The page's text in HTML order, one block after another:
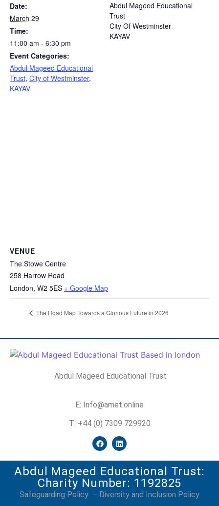
Date:
March 29
Time:
11:00 am - 6:30 pm
Event Categories:
Abdul Mageed Educational
Trust, City of Westminster,
KAYAV
Abdul Mageed Educational
Trust
City Of Westminster
KAYAV
VENUE
The Stowe Centre
258 Harrow Road
London, W2 5ES + Google Map
The Road Map Towards a Glorious Future in 2026
Abdul Mageed Educational Trust
E: Info@amet.online
T: +44 (0) 7309 729920
Abdul Mageed Educational Trust:
Charity Number: 1192825
Safeguarding Policy – Diversity and Inclusion Policy